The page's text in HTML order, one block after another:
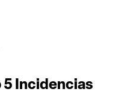
5 Incidencias